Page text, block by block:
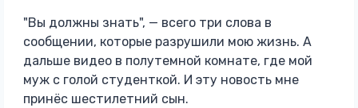
"Вы должны знать", — всего три слова в
сообщении, которые разрушили мою жизнь. А
дальше видео в полутемной комнате, где мой
муж с голой студенткой. И эту новость мне
принёс шестилетний сын.